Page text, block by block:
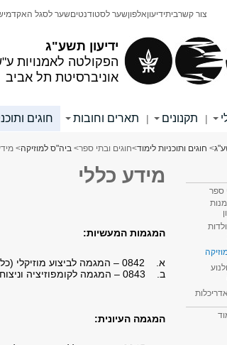
ידיעון תשע"ג
הפקולטה לאמנויות
אוניברסיטת תל אביב
צור קשרביתידיעוןאלפוןשער לסטודנטיםשער לסגל האקדמי
| תקנונים | תארים וחובות חוגים
> חוגים ותוכניות לימוד>חוגים ובתי ספר> ביה"ס למוזיקה>
ספר
מידע כללי
המגמות המעשיות:
א. 0842 – המגמה לביצוע מוזיקלי (כלי תזמורת וכלי-מקלדת, ביצוע קולי ואנסמבל אופרה)
ב. 0843 – המגמה לקומפוזיציה וניצוח
המגמה העיונית: